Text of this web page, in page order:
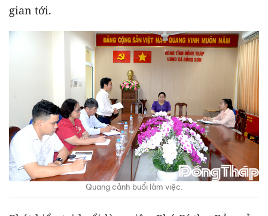
gian tới.
Quang cảnh buổi làm việc.